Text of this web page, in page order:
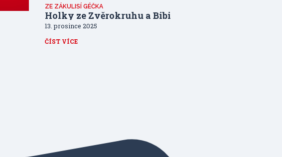
ZE ZÁKULISÍ GÉČKA
Holky ze Zvěrokruhu a Bibi
13. prosince 2025
ČÍST VÍCE